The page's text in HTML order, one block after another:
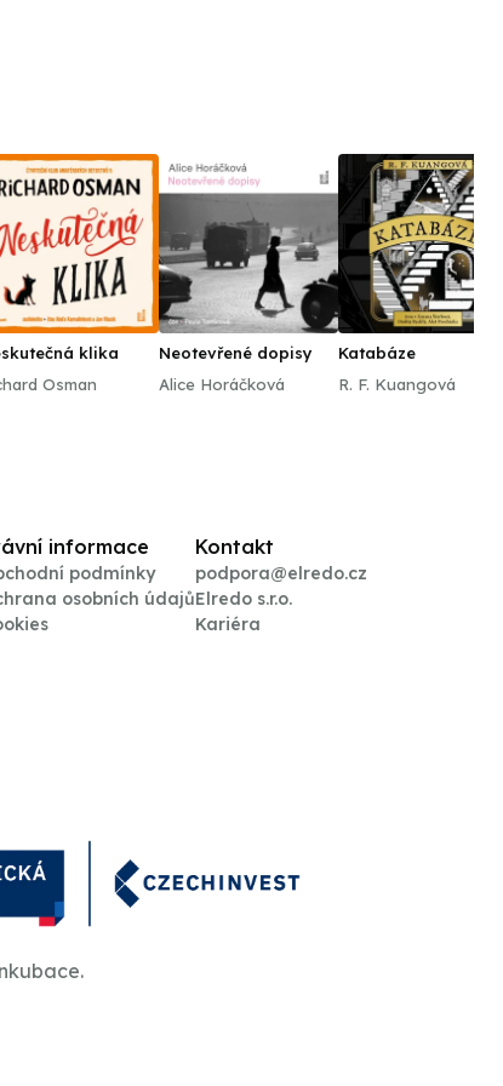
klika
Osman
Neotevřené dopisy
Alice Horáčková
Katabáze
R. F. Kuangová
informace
podmínky
osobních údajů
Kontakt
podpora@elredo.cz
Elredo s.r.o.
Kariéra